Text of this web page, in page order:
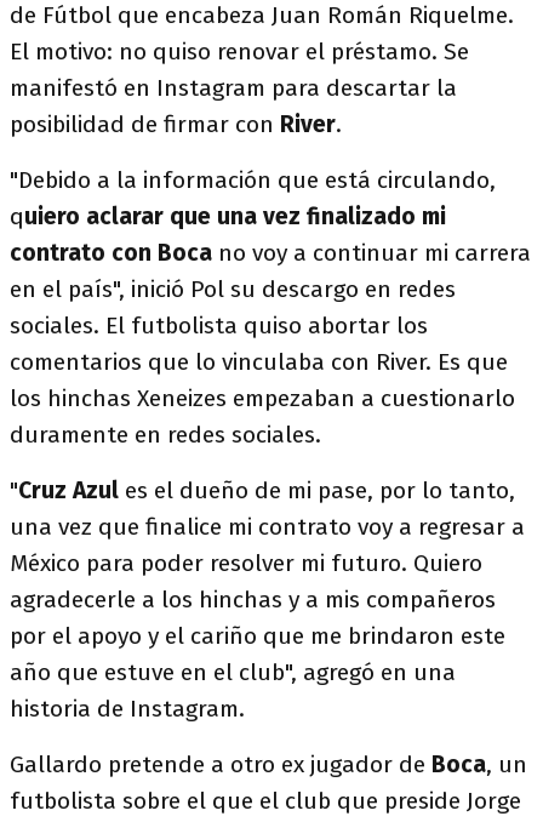
de Fútbol que encabeza Juan Román Riquelme.
El motivo: no quiso renovar el préstamo. Se
manifestó en Instagram para descartar la
posibilidad de firmar con River.
"Debido a la información que está circulando,
quiero aclarar que una vez finalizado mi
contrato con Boca no voy a continuar mi carrera
en el país", inició Pol su descargo en redes
sociales. El futbolista quiso abortar los
comentarios que lo vinculaba con River. Es que
los hinchas Xeneizes empezaban a cuestionarlo
duramente en redes sociales.
"Cruz Azul es el dueño de mi pase, por lo tanto,
una vez que finalice mi contrato voy a regresar a
México para poder resolver mi futuro. Quiero
agradecerle a los hinchas y a mis compañeros
por el apoyo y el cariño que me brindaron este
año que estuve en el club", agregó en una
historia de Instagram.
Gallardo pretende a otro ex jugador de Boca, un
futbolista sobre el que el club que preside Jorge